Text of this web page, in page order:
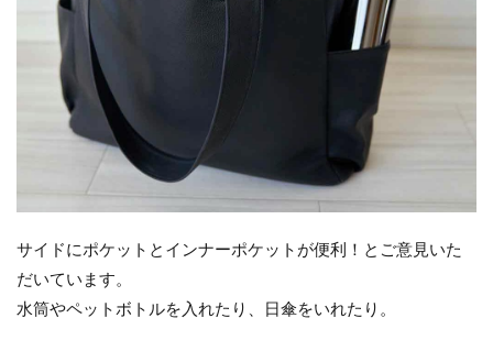
サイドにポケットとインナーポケットが便利！とご意見いた
だいています。
水筒やペットボトルを入れたり、日傘をいれたり。